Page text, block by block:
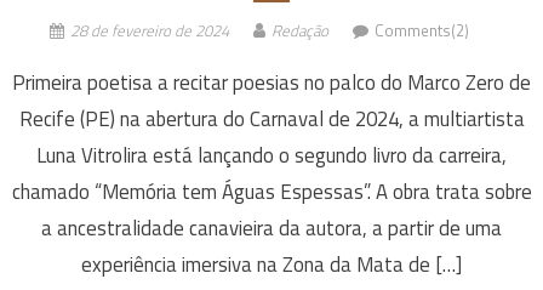
28 de fevereiro de 2024 Redação Comments(2)
Primeira poetisa a recitar poesias no palco do Marco Zero de
Recife (PE) na abertura do Carnaval de 2024, a multiartista
Luna Vitrolira está lançando o segundo livro da carreira,
chamado “Memória tem Águas Espessas”. A obra trata sobre
a ancestralidade canavieira da autora, a partir de uma
experiência imersiva na Zona da Mata de […]